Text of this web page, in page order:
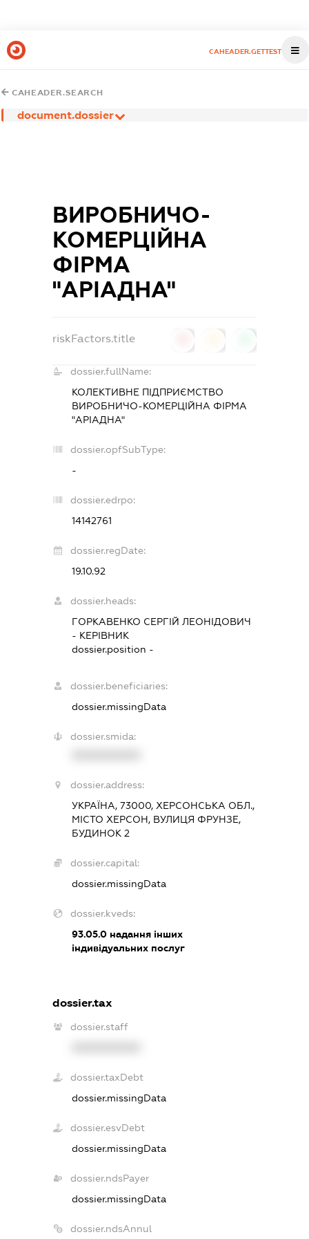
CAHEADER.GETTEST
CAHEADER.SEARCH
document.dossier
ВИРОБНИЧО-
КОМЕРЦІЙНА
ФІРМА
"АРІАДНА"
riskFactors.title
dossier.fullName:
КОЛЕКТИВНЕ ПІДПРИЄМСТВО
ВИРОБНИЧО-КОМЕРЦІЙНА ФІРМА
"АРІАДНА"
dossier.opfSubType:
-
dossier.edrpo:
14142761
dossier.regDate:
19.10.92
dossier.heads:
ГOPKABEHKO CЕРГІЙ ЛЕОНІДОВИЧ
- КЕРІВНИК
dossier.position -
dossier.beneficiaries:
dossier.missingData
dossier.smida:
dossier.address:
УКРАЇНА, 73000, ХЕРСОНСЬКА ОБЛ.,
МІСТО ХЕРСОН, ВУЛИЦЯ ФРУНЗЕ,
БУДИНОК 2
dossier.capital:
dossier.missingData
dossier.kveds:
93.05.0надання інших
індивідуальних послуг
dossier.tax
dossier.staff
dossier.taxDebt
dossier.missingData
dossier.esvDebt
dossier.missingData
dossier.ndsPayer
dossier.missingData
dossier.ndsAnnul